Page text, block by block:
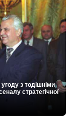
з тодішніми
стратегічної